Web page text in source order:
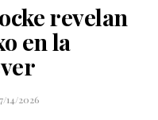
revelan
en la
14/2026